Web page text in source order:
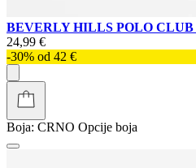
BEVERLY HILLS POLO CLUB
24,99 €
-30% od 42 €
Boja: CRNO Opcije boja